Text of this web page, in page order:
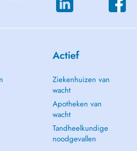
Actief
Ziekenhuizen van
wacht
Apotheken van
wacht
Tandheelkundige
noodgevallen